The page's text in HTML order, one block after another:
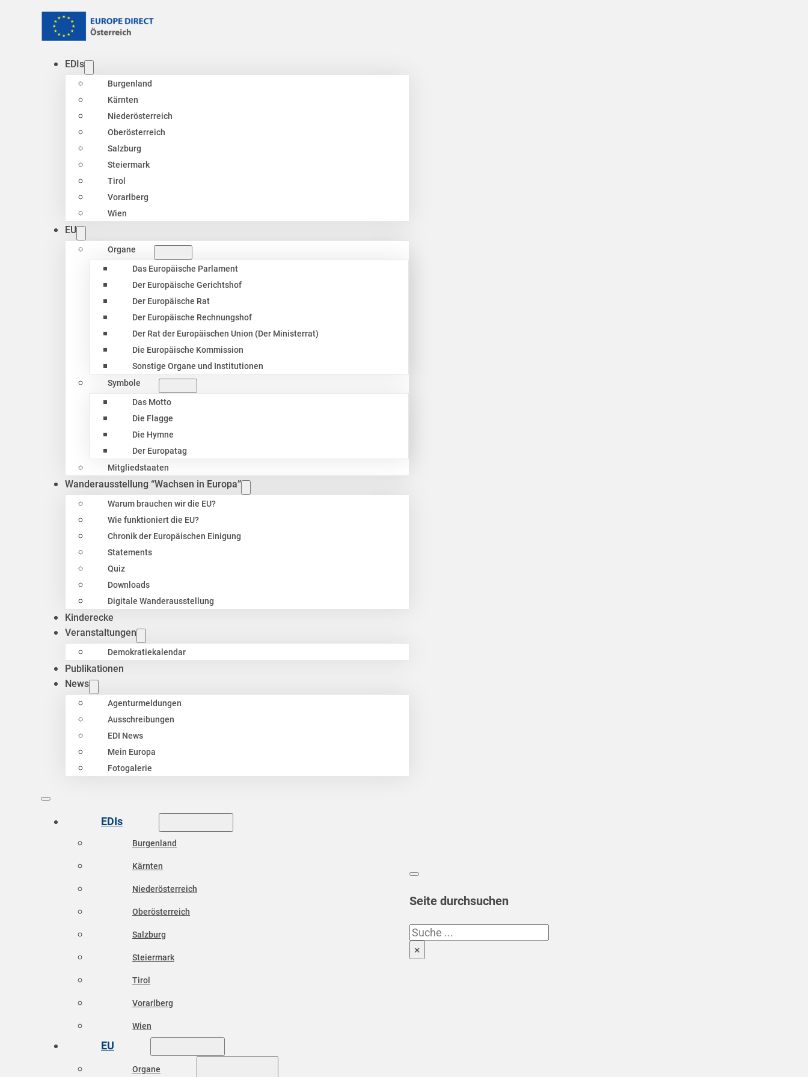
EDIs
Burgenland
Kärnten
Niederösterreich
Oberösterreich
Salzburg
Steiermark
Tirol
Vorarlberg
Wien
EU
Organe
Das Europäische Parlament
Der Europäische Gerichtshof
Der Europäische Rat
Der Europäische Rechnungshof
Der Rat der Europäischen Union (Der Ministerrat)
Die Europäische Kommission
Sonstige Organe und Institutionen
Symbole
Das Motto
Die Flagge
Die Hymne
Der Europatag
Mitgliedstaaten
Wanderausstellung “Wachsen in Europa”
Warum brauchen wir die EU?
Wie funktioniert die EU?
Chronik der Europäischen Einigung
Statements
Quiz
Downloads
Digitale Wanderausstellung
Kinderecke
Veranstaltungen
Demokratiekalendar
Publikationen
News
Agenturmeldungen
Ausschreibungen
EDI News
Mein Europa
Fotogalerie
EDIs
Burgenland
Kärnten
Niederösterreich
Oberösterreich
Salzburg
Steiermark
Tirol
Vorarlberg
Wien
EU
Organe
Seite durchsuchen
Suchen
×